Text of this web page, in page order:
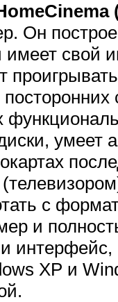
Он
свой
умеет
с
и
интерфейс,
XP и